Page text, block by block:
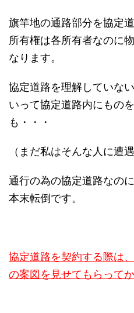
旗竿地の通路部分を協定
所有権は各所有者なのに
なります。
協定道路を理解していな
いって協定道路内にもの
も・・・
（まだ私はそんな人に遭
通行の為の協定道路なの
本末転倒です。
協定道路を契約する際は
の案図を見せてもらって